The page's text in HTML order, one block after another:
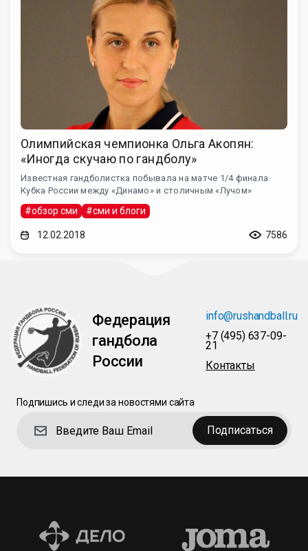
Олимпийская чемпионка Ольга Акопян:
«Иногда скучаю по гандболу»
Известная гандболистка побывала на матче 1/4 финала
Кубка России между «Динамо» и столичным «Лучом»
#обзор сми #сми и блоги
12.02.2018 7586
Федерация
гандбола
России
info@rushandball.ru
+7 (495) 637-09-
21
Контакты
Подпишись и следи за новостями сайта
Подписаться